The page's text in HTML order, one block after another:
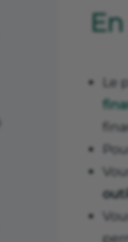
Le